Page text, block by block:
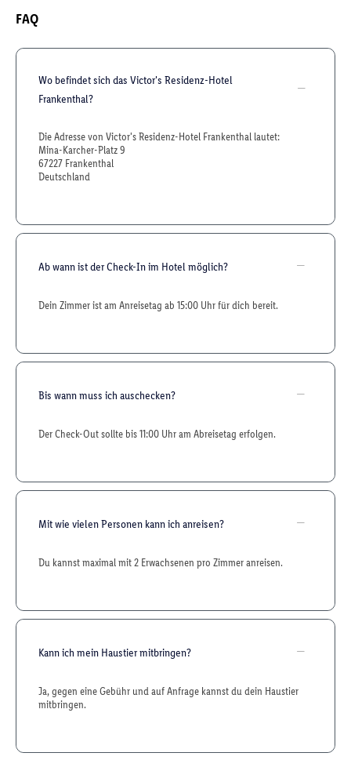
FAQ
Wo befindet sich das Victor's Residenz-Hotel
Frankenthal?
Die Adresse von Victor's Residenz-Hotel Frankenthal lautet:
Mina-Karcher-Platz 9
67227 Frankenthal
Deutschland
Ab wann ist der Check-In im Hotel möglich?
Dein Zimmer ist am Anreisetag ab 15:00 Uhr für dich bereit.
Bis wann muss ich auschecken?
Der Check-Out sollte bis 11:00 Uhr am Abreisetag erfolgen.
Mit wie vielen Personen kann ich anreisen?
Du kannst maximal mit 2 Erwachsenen pro Zimmer anreisen.
Kann ich mein Haustier mitbringen?
Ja, gegen eine Gebühr und auf Anfrage kannst du dein Haustier
mitbringen.